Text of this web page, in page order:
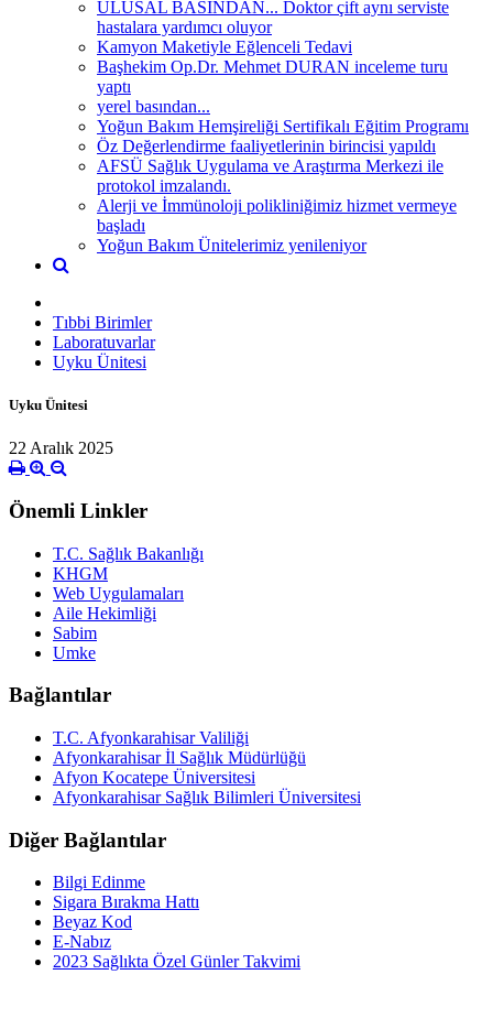
ULUSAL BASINDAN... Doktor çift aynı serviste
hastalara yardımcı oluyor
Kamyon Maketiyle Eğlenceli Tedavi
Başhekim Op.Dr. Mehmet DURAN inceleme turu
yaptı
yerel basından...
Yoğun Bakım Hemşireliği Sertifikalı Eğitim Programı
Öz Değerlendirme faaliyetlerinin birincisi yapıldı
AFSÜ Sağlık Uygulama ve Araştırma Merkezi ile
protokol imzalandı.
Alerji ve İmmünoloji polikliniğimiz hizmet vermeye
başladı
Yoğun Bakım Ünitelerimiz yenileniyor
Tıbbi Birimler
Laboratuvarlar
Uyku Ünitesi
Uyku Ünitesi
22 Aralık 2025
Önemli Linkler
T.C. Sağlık Bakanlığı
KHGM
Web Uygulamaları
Aile Hekimliği
Sabim
Umke
Bağlantılar
T.C. Afyonkarahisar Valiliği
Afyonkarahisar İl Sağlık Müdürlüğü
Afyon Kocatepe Üniversitesi
Afyonkarahisar Sağlık Bilimleri Üniversitesi
Diğer Bağlantılar
Bilgi Edinme
Sigara Bırakma Hattı
Beyaz Kod
E-Nabız
2023 Sağlıkta Özel Günler Takvimi